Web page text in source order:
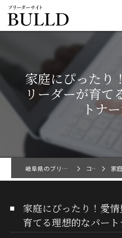
家庭にぴったり
リーダーが育て
トナ
岐阜県のブリーダーならBULLD コラム 家庭に
家庭にぴったり！愛
育てる理想的なパー